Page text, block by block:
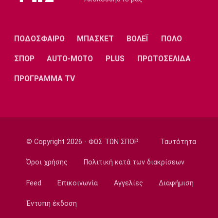
18:00
συγγνώμη για την καταγγελία
17:45
Παγκόσμιο Πρωτάθλημα Κ20: Πέμπτη θέση
Ολυμπιακού ο Τζος Ντόιγκ»
17:14
Παγκόσμιο Πρωτάθλημα Κ20: Δεύτερο
ΠΟΔΟΣΦΑΙΡΟ ΜΠΑΣΚΕΤ ΒΟΛΕΪ ΠΟΛΟ
ΣΠΟΡ AUTO-MOTO PLUS ΠΡΩΤΟΣΕΛΙΔΑ
ΠΡΟΓΡΑΜΜΑ TV
© Copyright 2026 - ΦΩΣ ΤΩΝ ΣΠΟΡ Ταυτότητα
Όροι χρήσης Πολιτική κατά των διακρίσεων
Feed Επικοινωνία Αγγελίες Διαφήμιση
Έντυπη έκδοση